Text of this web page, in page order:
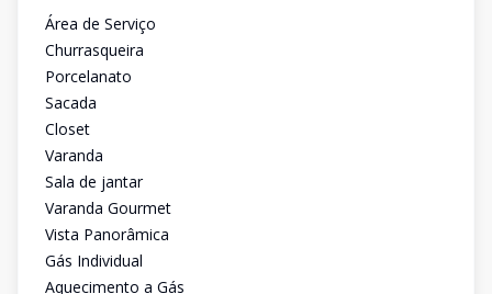
Área de Serviço
Churrasqueira
Porcelanato
Sacada
Closet
Varanda
Sala de jantar
Varanda Gourmet
Vista Panorâmica
Gás Individual
Aquecimento a Gás